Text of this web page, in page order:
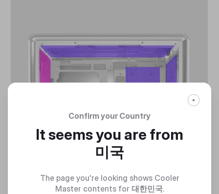
Confirm your Country
It seems you are from
미국
The page you're looking shows Cooler
Master contents for 대한민국.